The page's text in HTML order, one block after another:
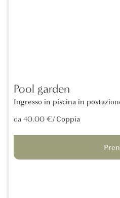
Pool garden
Ingresso in piscina in
da 40,00 €/ Coppia